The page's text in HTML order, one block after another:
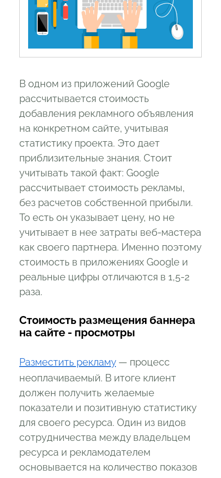
В одном из приложений Google
рассчитывается стоимость
добавления рекламного объявления
на конкретном сайте, учитывая
статистику проекта. Это дает
приблизительные знания. Стоит
учитывать такой факт: Google
рассчитывает стоимость рекламы,
без расчетов собственной прибыли.
То есть он указывает цену, но не
учитывает в нее затраты веб-мастера
как своего партнера. Именно поэтому
стоимость в приложениях Google и
реальные цифры отличаются в 1,5-2
раза.
Стоимость размещения баннера
на сайте - просмотры
Разместить рекламу— процесс
неоплачиваемый. В итоге клиент
должен получить желаемые
показатели и позитивную статистику
для своего ресурса. Один из видов
сотрудничества между владельцем
ресурса и рекламодателем
основывается на количество показов